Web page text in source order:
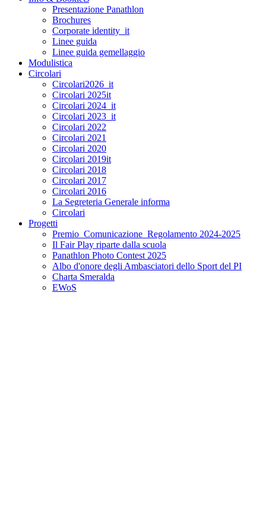
Presentazione Panathlon
Brochures
Corporate identity_it
Linee guida
Linee guida gemellaggio
Modulistica
Circolari
Circolari2026_it
Circolari 2025it
Circolari 2024_it
Circolari 2023_it
Circolari 2022
Circolari 2021
Circolari 2020
Circolari 2019it
Circolari 2018
Circolari 2017
Circolari 2016
La Segreteria Generale informa
Circolari
Progetti
Premio_Comunicazione_Regolamento 2024-2025
Il Fair Play riparte dalla scuola
Panathlon Photo Contest 2025
Albo d'onore degli Ambasciatori dello Sport del PI
Charta Smeralda
EWoS